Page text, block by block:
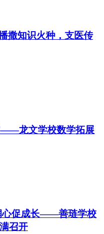
撒知识火种，支医传
——龙文学校数学拓展
心促成长——善琏学校
召开